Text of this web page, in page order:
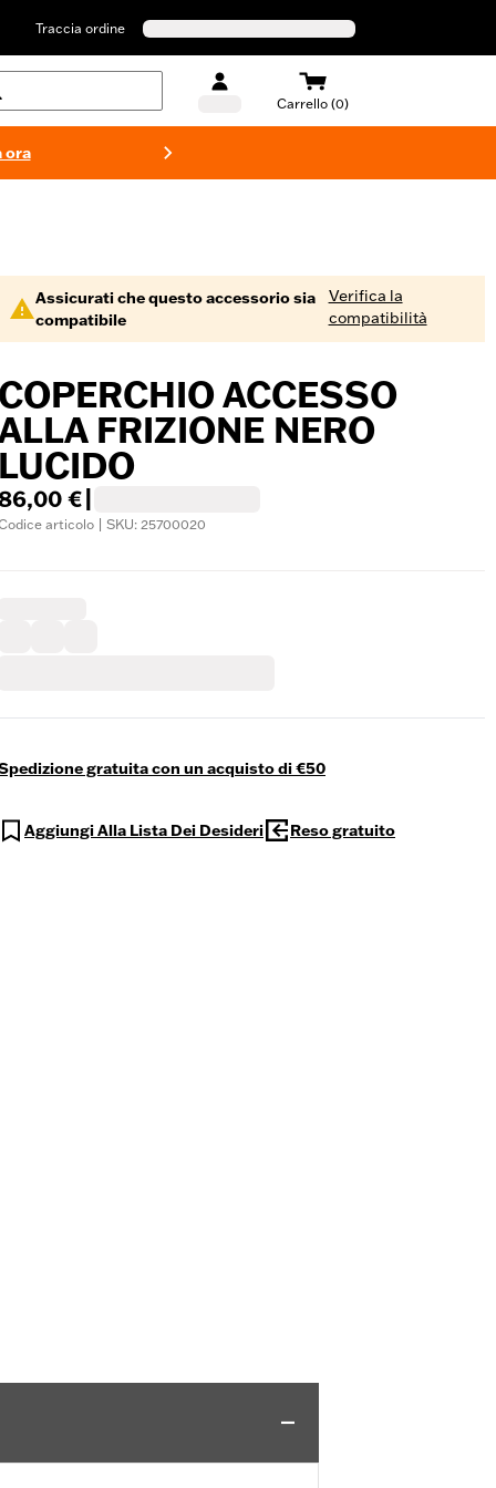
Traccia ordine
Carrello (0)
ora
Assicurati che questo accessorio sia
compatibile
Verifica la
compatibilità
COPERCHIO ACCESSO
FRIZIONE NERO
LUCIDO
€
articolo | SKU: 25700020
gratuita con un acquisto di €50
Aggiungi Alla Lista Dei Desideri Reso gratuito